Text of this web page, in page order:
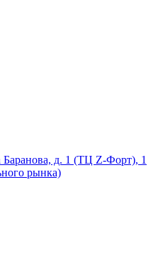
Баранова, д. 1 (ТЦ Z-Форт), 1
рынка)